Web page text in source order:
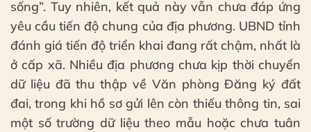
sống”. Tuy nhiên, kết quả này vẫn chưa đáp ứng
yêu cầu tiến độ chung của địa phương. UBND tỉnh
đánh giá tiến độ triển khai đang rất chậm, nhất là
ở cấp xã. Nhiều địa phương chưa kịp thời chuyển
dữ liệu đã thu thập về Văn phòng Đăng ký đất
đai, trong khi hồ sơ gửi lên còn thiếu thông tin, sai
một số trường dữ liệu theo mẫu hoặc chưa tuân